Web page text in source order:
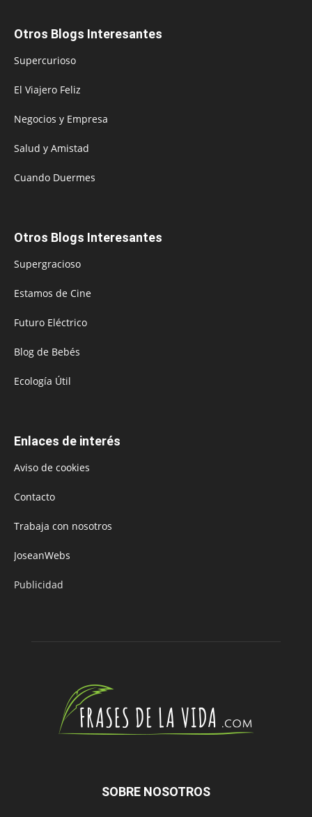
Otros Blogs Interesantes
Supercurioso
El Viajero Feliz
Negocios y Empresa
Salud y Amistad
Cuando Duermes
Otros Blogs Interesantes
Supergracioso
Estamos de Cine
Futuro Eléctrico
Blog de Bebés
Ecología Útil
Enlaces de interés
Aviso de cookies
Contacto
Trabaja con nosotros
JoseanWebs
Publicidad
SOBRE NOSOTROS